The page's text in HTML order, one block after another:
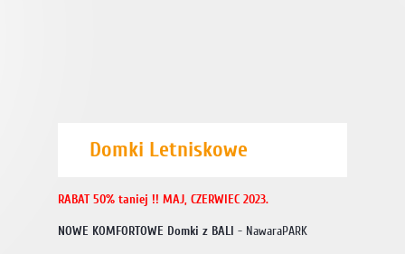
Domki Letniskowe
RABAT 50% taniej !! MAJ, CZERWIEC 2023.
NOWE KOMFORTOWE Domki z BALI - NawaraPARK